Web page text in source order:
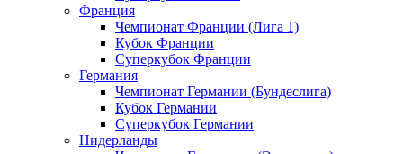
Франция
Чемпионат Франции (Лига 1)
Кубок Франции
Суперкубок Франции
Германия
Чемпионат Германии (Бундеслига)
Кубок Германии
Суперкубок Германии
Нидерланды